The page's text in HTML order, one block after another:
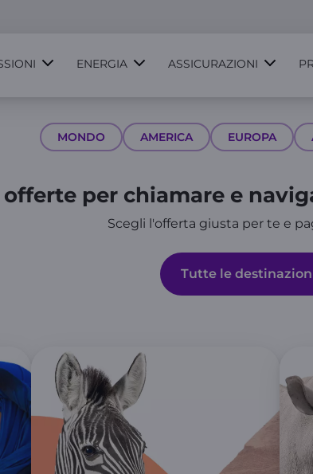
ENERGIA ASSICURAZIONI
MONDO AMERICA EUROPA
offerte per chiamare e
Scegli l'offerta giusta per te e
Tutte le